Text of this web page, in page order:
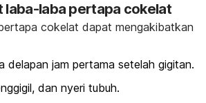
laba-laba pertapa cokelat
cokelat dapat mengakibatkan
delapan jam pertama setelah gigitan.
dan nyeri tubuh.